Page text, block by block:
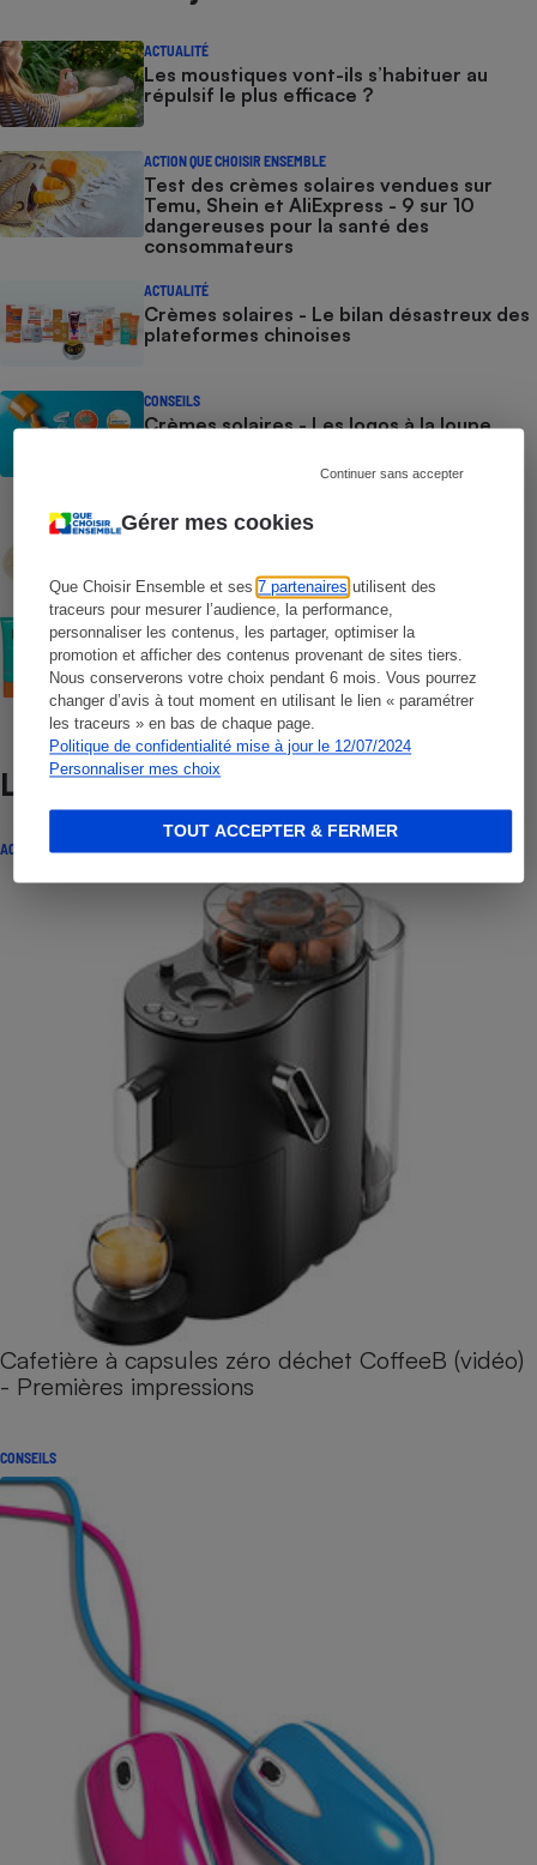
Gérer mes cookies
Que Choisir Ensemble et ses7 partenaires utilisent des
traceurs pour mesurer l’audience, la performance,
personnaliser les contenus, les partager, optimiser la
promotion et afficher des contenus provenant de sites tiers.
Nous conserverons votre choix pendant 6 mois. Vous pourrez
changer d’avis à tout moment en utilisant le lien « paramétrer
les traceurs » en bas de chaque page.
Politique de confidentialité mise à jour le 12/07/2024
Personnaliser mes choix
Continuer sans accepter
TOUT ACCEPTER & FERMER
ACTUALITÉ
Les moustiques vont-ils s’habituer au
répulsif le plus efficace ?
ACTION QUE CHOISIR ENSEMBLE
Test des crèmes solaires vendues sur
Temu, Shein et AliExpress - 9 sur 10
dangereuses pour la santé des
consommateurs
ACTUALITÉ
Crèmes solaires - Le bilan désastreux des
plateformes chinoises
CONSEILS
Crèmes solaires - Les logos à la loupe
COMMENT NOUS TESTONS
Crèmes solaires - Le protocole
COMMENT NOUS TESTONS
Crèmes solaires visage - Le protocole
Lire aussi
ACTUALITÉ
Cafetière à capsules zéro déchet CoffeeB (vidéo)
- Premières impressions
CONSEILS